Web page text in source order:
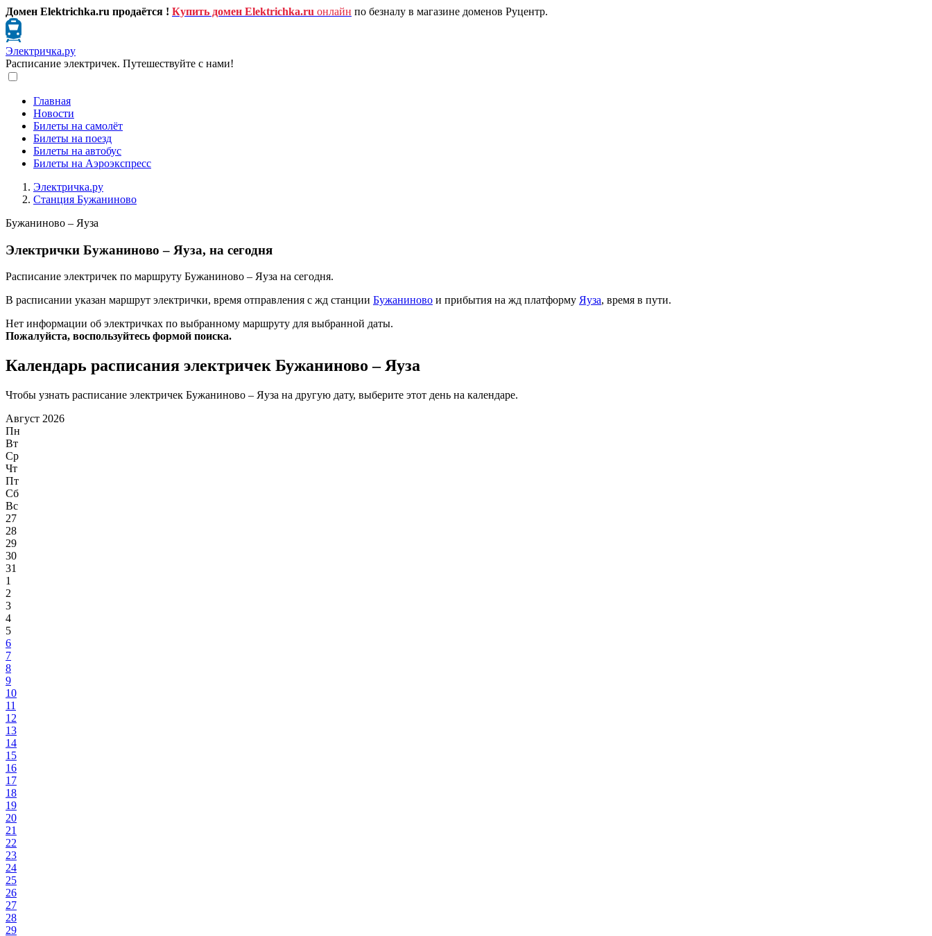
Домен Elektrichka.ru продаётся ! Купить домен Elektrichka.ru онлайн по безналу в магазине доменов Руцентр.
Электричка.ру
Расписание электричек. Путешествуйте с нами!
Главная
Новости
Билеты на самолёт
Билеты на поезд
Билеты на автобус
Билеты на Аэроэкспресс
Электричка.ру
Станция Бужаниново
Бужаниново – Яуза
Электрички Бужаниново – Яуза, на сегодня
Расписание электричек по маршруту Бужаниново – Яуза на сегодня.
В расписании указан маршрут электрички, время отправления с жд станции Бужаниново и прибытия на жд платформу Яуза, время в пути.
Нет информации об электричках по выбранному маршруту для выбранной даты.
Пожалуйста, воспользуйтесь формой поиска.
Календарь расписания электричек Бужаниново – Яуза
Чтобы узнать расписание электричек Бужаниново – Яуза на другую дату, выберите этот день на календаре.
Август 2026
Пн
Вт
Ср
Чт
Пт
Сб
Вс
27
28
29
30
31
1
2
3
4
5
6
7
8
9
10
11
12
13
14
15
16
17
18
19
20
21
22
23
24
25
26
27
28
29